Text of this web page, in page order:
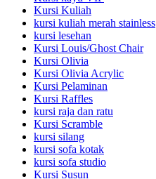
Kursi Kuliah
kursi kuliah merah stainless
kursi lesehan
Kursi Louis/Ghost Chair
Kursi Olivia
Kursi Olivia Acrylic
Kursi Pelaminan
Kursi Raffles
kursi raja dan ratu
Kursi Scramble
kursi silang
kursi sofa kotak
kursi sofa studio
Kursi Susun